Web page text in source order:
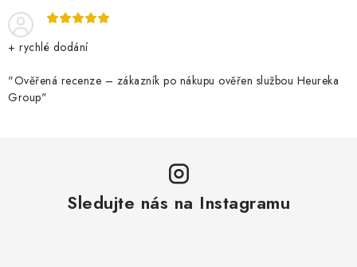
+ rychlé dodání
"Ověřená recenze – zákazník po nákupu ověřen službou Heureka
Group"
Sledujte nás na Instagramu